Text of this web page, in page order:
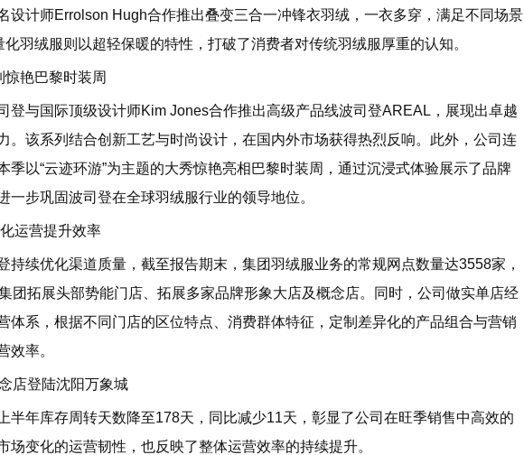
设计师Errolson Hugh合作推出叠变三合一冲锋衣羽绒，一衣多穿，满足不同场景
化羽绒服则以超轻保暖的特性，打破了消费者对传统羽绒服厚重的认知。
艳巴黎时装周
与国际顶级设计师Kim Jones合作推出高级产品线波司登AREAL，展现出卓越
。该系列结合创新工艺与时尚设计，在国内外市场获得热烈反响。此外，公司连
季以“云迹环游”为主题的大秀惊艳亮相巴黎时装周，通过沉浸式体验展示了品牌
一步巩固波司登在全球羽绒服行业的领导地位。
运营提升效率
续优化渠道质量，截至报告期末，集团羽绒服业务的常规网点数量达3558家，
团拓展头部势能门店、拓展多家品牌形象大店及概念店。同时，公司做实单店经
体系，根据不同门店的区位特点、消费群体特征，定制差异化的产品组合与营销
效率。
登陆沈阳万象城
年库存周转天数降至178天，同比减少11天，彰显了公司在旺季销售中高效的
场变化的运营韧性，也反映了整体运营效率的持续提升。